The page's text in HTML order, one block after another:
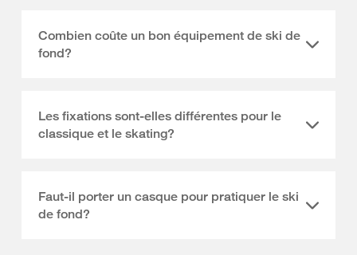
Combien coûte un bon équipement de ski de
fond?
Les fixations sont-elles différentes pour le
classique et le skating?
Faut-il porter un casque pour pratiquer le ski
de fond?